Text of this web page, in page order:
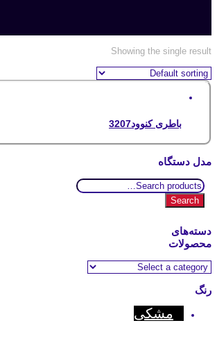
Showing the single result
باطری کنوود3207
مدل دستگاه
Search
for:
Search
دسته‌های
محصولات
رنگ
مشکی